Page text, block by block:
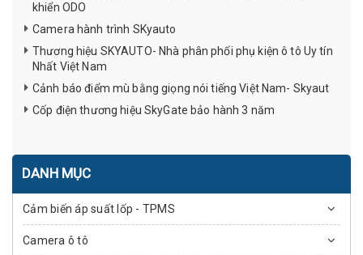
khiển ODO
Camera hành trình SKyauto
Thương hiệu SKYAUTO- Nhà phân phối phụ kiện ô tô Uy tín
Nhất Việt Nam
Cảnh báo điểm mù bằng giọng nói tiếng Việt Nam- Skyaut
Cốp điện thương hiệu SkyGate bảo hành 3 năm
DANH MỤC
Cảm biến áp suất lốp - TPMS
Camera ô tô